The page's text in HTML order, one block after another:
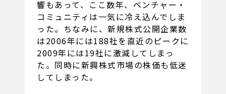
響もあって、ここ数年、ベンチャー・
コミュニティは一気に冷え込んでしま
った。ちなみに、新規株式公開企業数
は2006年には188社を直近のピークに
2009年には19社に激減してしまっ
た。同時に新興株式市場の株価も低迷
してしまった。